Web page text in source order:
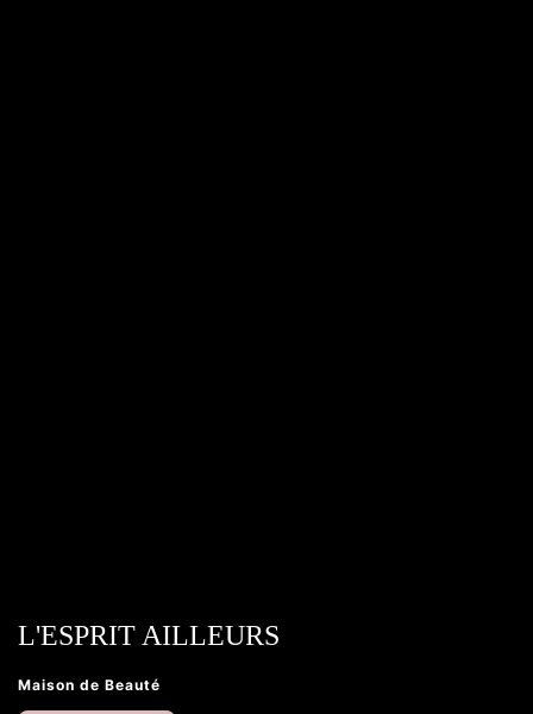
L'ESPRIT AILLEURS
Maison de Beauté